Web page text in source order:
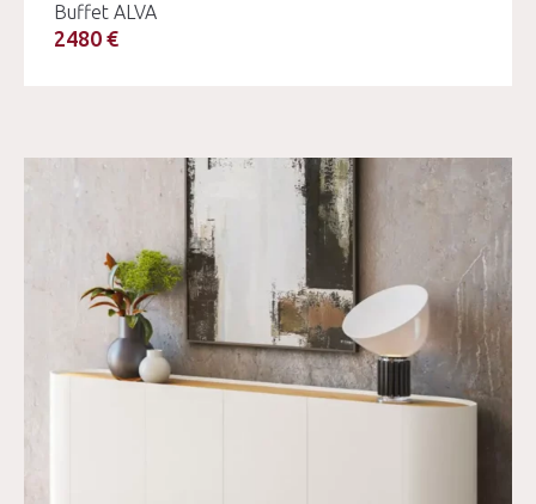
Buffet ALVA
2480 €